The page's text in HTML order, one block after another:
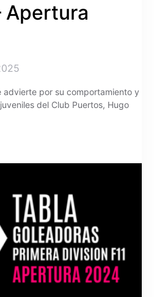
Apertura
advierte por su comportamiento y
del Club Puertos, Hugo